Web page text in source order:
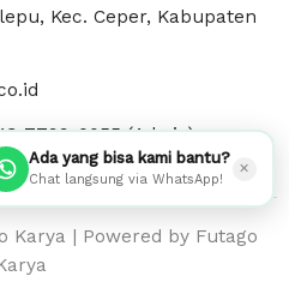
Kec. Ceper, Kabupaten
7799-0055 (Admin)
Karya | Powered by Futago
Ada yang bisa kami bantu?
Chat langsung via WhatsApp!
✕